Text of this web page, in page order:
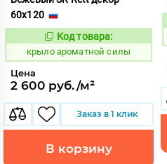
60x120
828463
Код товара:
крыло ароматной силы
Цена
2 600 руб./м²
Заказ в 1 клик
В корзину